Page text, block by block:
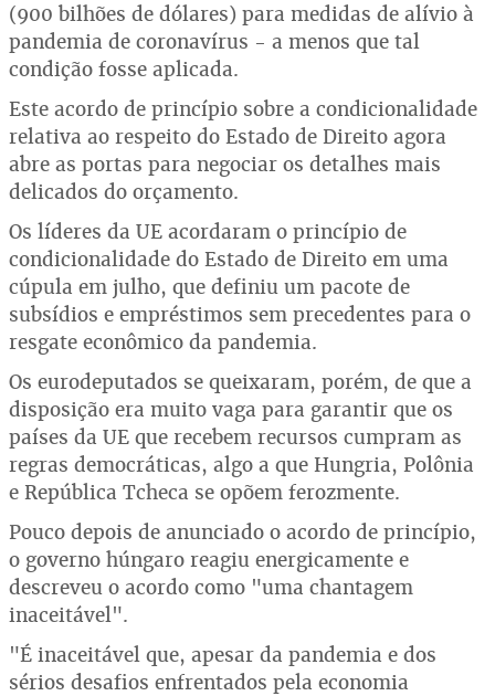
(900 bilhões de dólares) para medidas de alívio à
pandemia de coronavírus - a menos que tal
condição fosse aplicada.
Este acordo de princípio sobre a condicionalidade
relativa ao respeito do Estado de Direito agora
abre as portas para negociar os detalhes mais
delicados do orçamento.
Os líderes da UE acordaram o princípio de
condicionalidade do Estado de Direito em uma
cúpula em julho, que definiu um pacote de
subsídios e empréstimos sem precedentes para o
resgate econômico da pandemia.
Os eurodeputados se queixaram, porém, de que a
disposição era muito vaga para garantir que os
países da UE que recebem recursos cumpram as
regras democráticas, algo a que Hungria, Polônia
e República Tcheca se opõem ferozmente.
Pouco depois de anunciado o acordo de princípio,
o governo húngaro reagiu energicamente e
descreveu o acordo como "uma chantagem
inaceitável".
"É inaceitável que, apesar da pandemia e dos
sérios desafios enfrentados pela economia